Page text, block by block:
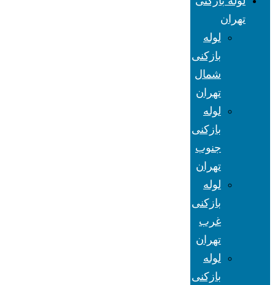
تهران
لوله
بازکنی
شمال
تهران
لوله
بازکنی
جنوب
تهران
لوله
بازکنی
غرب
تهران
لوله
بازکنی